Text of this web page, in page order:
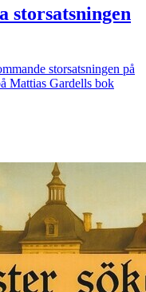
storsatsningen
storsatsningen på
Mattias Gardells bok